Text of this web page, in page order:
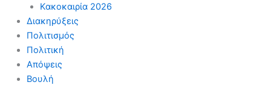
Κακοκαιρία 2026
Διακηρύξεις
Πολιτισμός
Πολιτική
Απόψεις
Βουλή